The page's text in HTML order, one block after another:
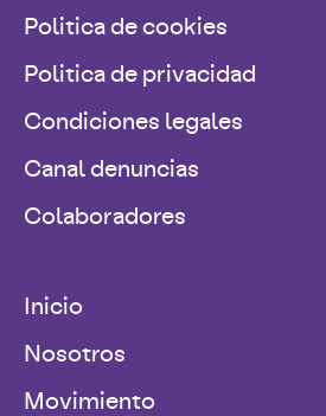
Politica de cookies
Politica de privacidad
Condiciones legales
Canal denuncias
Colaboradores
Inicio
Nosotros
Movimiento